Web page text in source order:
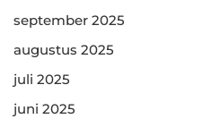
september 2025
augustus 2025
juli 2025
juni 2025